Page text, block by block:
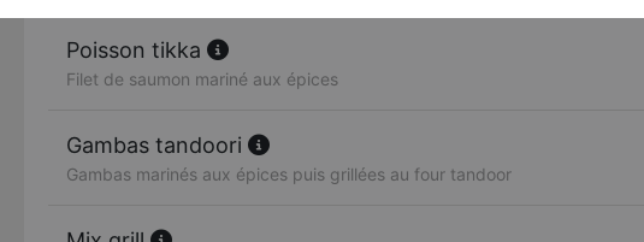
Poisson tikka
Filet de saumon mariné aux épices
Gambas tandoori
Gambas marinés aux épices puis grillées au four tandoor